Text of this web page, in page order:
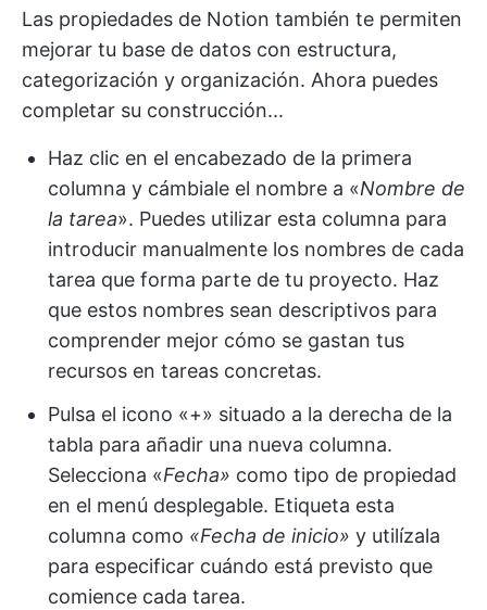
Las propiedades de Notion también te permiten
mejorar tu base de datos con estructura,
categorización y organización. Ahora puedes
completar su construcción...
Haz clic en el encabezado de la primera
columna y cámbiale el nombre a «Nombre de
la tarea». Puedes utilizar esta columna para
introducir manualmente los nombres de cada
tarea que forma parte de tu proyecto. Haz
que estos nombres sean descriptivos para
comprender mejor cómo se gastan tus
recursos en tareas concretas.
Pulsa el icono «+» situado a la derecha de la
tabla para añadir una nueva columna.
Selecciona «Fecha» como tipo de propiedad
en el menú desplegable. Etiqueta esta
columna como «Fecha de inicio» y utilízala
para especificar cuándo está previsto que
comience cada tarea.